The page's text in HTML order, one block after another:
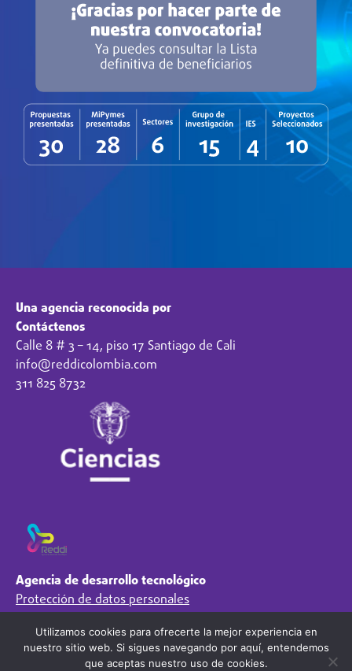
Agencia de desarrollo tecnológico
Protección de datos personales
Régimen Tributario
Síguenos en
Una agencia reconocida por
Contáctenos
Calle 8 # 3 – 14, piso 17 Santiago de Cali
info@reddicolombia.com
311 825 8732
Utilizamos cookies para ofrecerte la mejor experiencia en
nuestro sitio web. Si sigues navegando por aquí, entendemos
que aceptas nuestro uso de cookies.